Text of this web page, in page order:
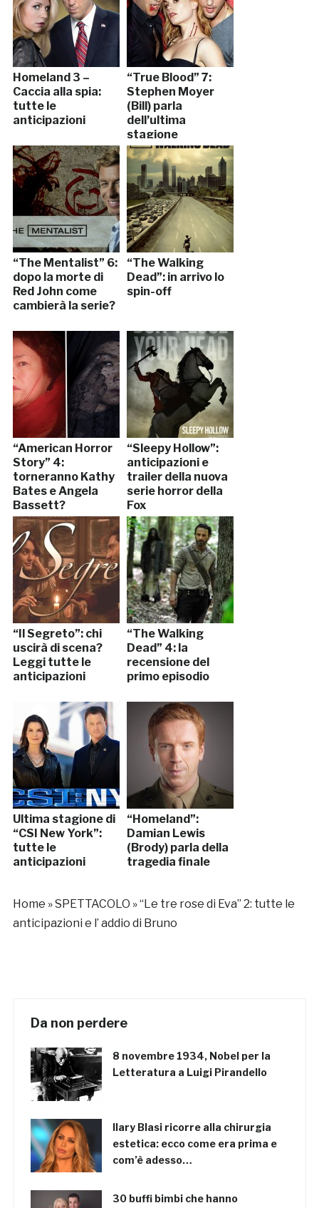
Homeland 3 –
Caccia alla spia:
tutte le
anticipazioni
“True Blood” 7:
Stephen Moyer
(Bill) parla
dell’ultima
stagione
“The Mentalist” 6:
dopo la morte di
Red John come
cambierà la serie?
“The Walking
Dead”: in arrivo lo
spin-off
“American Horror
Story” 4:
torneranno Kathy
Bates e Angela
Bassett?
“Sleepy Hollow”:
anticipazioni e
trailer della nuova
serie horror della
Fox
“Il Segreto”: chi
uscirà di scena?
Leggi tutte le
anticipazioni
“The Walking
Dead” 4: la
recensione del
primo episodio
Ultima stagione di
“CSI New York”:
tutte le
anticipazioni
“Homeland”:
Damian Lewis
(Brody) parla della
tragedia finale
Home »SPETTACOLO »“Le tre rose di Eva” 2: tutte le
anticipazioni e l’ addio di Bruno
Da non perdere
8 novembre 1934, Nobel per la
Letteratura a Luigi Pirandello
Ilary Blasi ricorre alla chirurgia
estetica: ecco come era prima e
com’è adesso…
30 buffi bimbi che hanno